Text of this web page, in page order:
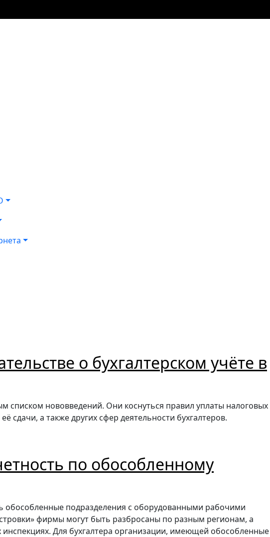
о бухгалтерском учёте в
списком нововведений. Они коснуться правил уплаты налоговых
сдачи, а также других сфер деятельности бухгалтеров.
по обособленному
обособленные подразделения с оборудованными рабочими
фирмы могут быть разбросаны по разным регионам, а
инспекциях. Для бухгалтера организации, имеющей обособленные